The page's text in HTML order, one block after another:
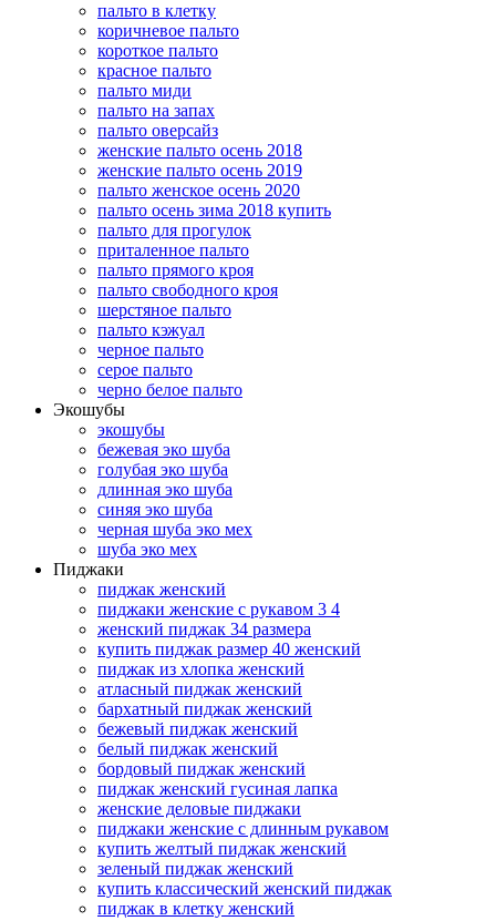
пальто в клетку
коричневое пальто
короткое пальто
красное пальто
пальто миди
пальто на запах
пальто оверсайз
женские пальто осень 2018
женские пальто осень 2019
пальто женское осень 2020
пальто осень зима 2018 купить
пальто для прогулок
приталенное пальто
пальто прямого кроя
пальто свободного кроя
шерстяное пальто
пальто кэжуал
черное пальто
серое пальто
черно белое пальто
Экошубы
экошубы
бежевая эко шуба
голубая эко шуба
длинная эко шуба
синяя эко шуба
черная шуба эко мех
шуба эко мех
Пиджаки
пиджак женский
пиджаки женские с рукавом 3 4
женский пиджак 34 размера
купить пиджак размер 40 женский
пиджак из хлопка женский
атласный пиджак женский
бархатный пиджак женский
бежевый пиджак женский
белый пиджак женский
бордовый пиджак женский
пиджак женский гусиная лапка
женские деловые пиджаки
пиджаки женские с длинным рукавом
купить желтый пиджак женский
зеленый пиджак женский
купить классический женский пиджак
пиджак в клетку женский